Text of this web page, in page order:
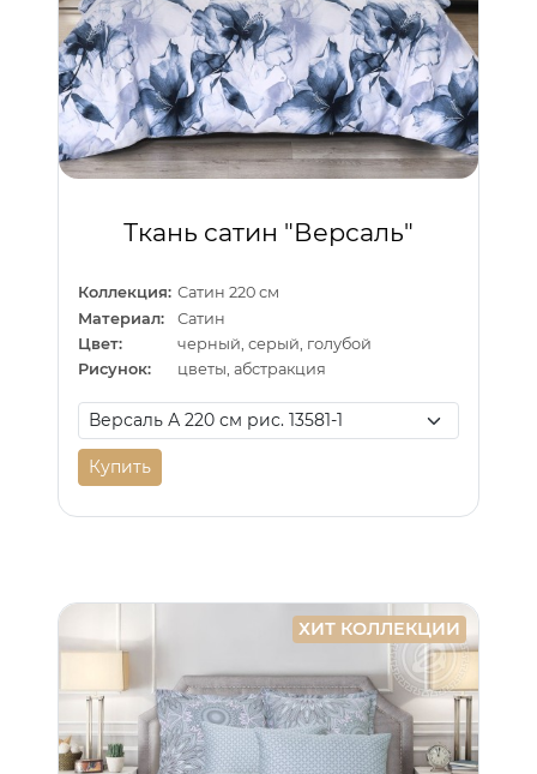
Ткань сатин "Версаль"
Коллекция: Сатин 220 см
Материал:
Сатин
Цвет:
черный, серый, голубой
Рисунок:
цветы, абстракция
Купить
ХИТ КОЛЛЕКЦИИ